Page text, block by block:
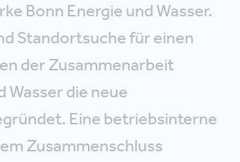
Bonn Energie und Wasser.
Standortsuche für einen
der Zusammenarbeit
Wasser die neue
Eine betriebsinterne
Zusammenschluss